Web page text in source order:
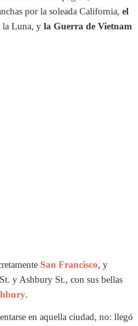
por la soleada California, el
la Luna, y la Guerra de Vietnam
San Francisco, y
y Ashbury St., con sus bellas
.
en aquella ciudad, no: llegó